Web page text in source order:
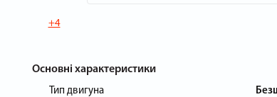
+4
Основні характеристики
Тип двигуна